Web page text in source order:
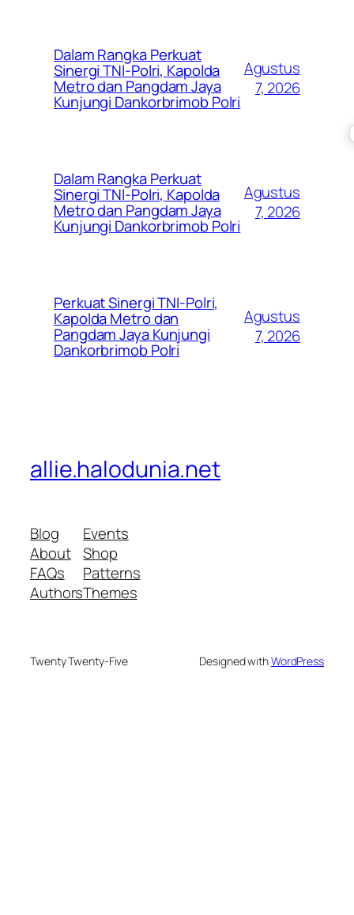
Dalam Rangka Perkuat
Sinergi TNI-Polri, Kapolda
Metro dan Pangdam Jaya
Kunjungi Dankorbrimob Polri
Agustus
7, 2026
Dalam Rangka Perkuat
Sinergi TNI-Polri, Kapolda
Metro dan Pangdam Jaya
Kunjungi Dankorbrimob Polri
Agustus
7, 2026
Perkuat Sinergi TNI-Polri,
Kapolda Metro dan
Pangdam Jaya Kunjungi
Dankorbrimob Polri
Agustus
7, 2026
allie.halodunia.net
Blog
About
FAQs
Authors
Events
Shop
Patterns
Themes
Twenty Twenty-Five Designed withWordPress